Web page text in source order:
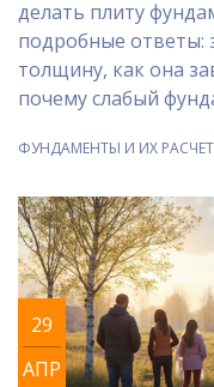
делать плиту
подробные ответы:
толщину, как она
почему слабый
по расчету нужной
лишних трат. Всё
ФУНДАМЕНТЫ И ИХ РАСЧЕТ
29
АПР